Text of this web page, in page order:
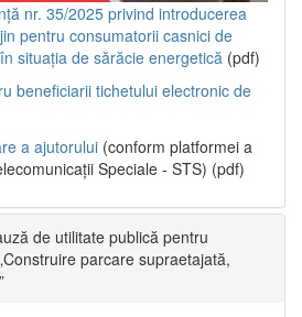
nr. 35/2025 privind introducerea
pentru consumatorii casnici de
situația de sărăcie energetică (pdf)
beneficiarii tichetului electronic de
a ajutorului (conform platformei a
Speciale - STS) (pdf)
de utilitate publică pentru
parcare supraetajată,